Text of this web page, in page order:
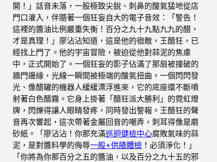
開！」話音未落，一股極致尖銳、刺鼻的酸氣猛地從店
門口灌入，伴隨著一個狂妄自大的電子音效：「警告！
這裡的醬油比例嚴重失衡！百分之九十九點九九的醋，
才是真理！」廖沾沾知道，這是他的宿敵，王醋狂，已
經找上門了。他的宇宙冒險，被迫從他對蒜泥的焦慮
中，正式開始了。一個狂妄的影子佔滿了那扇被撞破的
牆門邊緣，光線一瞬間被極端的酸氣扭曲。一個閃閃發
光、像醋罐的機器人緩緩漂浮進來，它的底座還不斷噴
射著白色醋霧。它身上掛著「醋狂派大勝利」的霓虹燈
牌，閃爍得讓人眼睛發疼，同時發出警報。王醋狂的聲
音再次響起，這次帶著金屬回音的嘲弄，刺耳得像是磨
砂紙。「廖沾沾！你那充滿巡迴健檢中心腐敗氣味的蒜
泥，是對醬料學的侮辱一般+供膳體檢 ！必須淨化！」
「你將為你那百分之五的醬油，以及百分之九十五的邪